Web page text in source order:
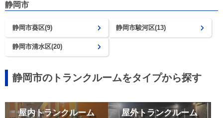
静岡市
静岡市葵区(9) 静岡市駿河区(13)
静岡市清水区(20)
静岡市のトランクルームをタイプから探す
屋内トランクルーム 屋外トランクルーム